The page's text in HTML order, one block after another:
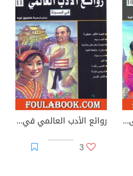
روائع الأدب العالمي فى كبسولة جـ 10
روائع الأدب العالمي في كبسولة جـ 11
3